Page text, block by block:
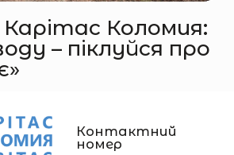
Карітас Коломия:
– піклуйся про
Контактний
номер